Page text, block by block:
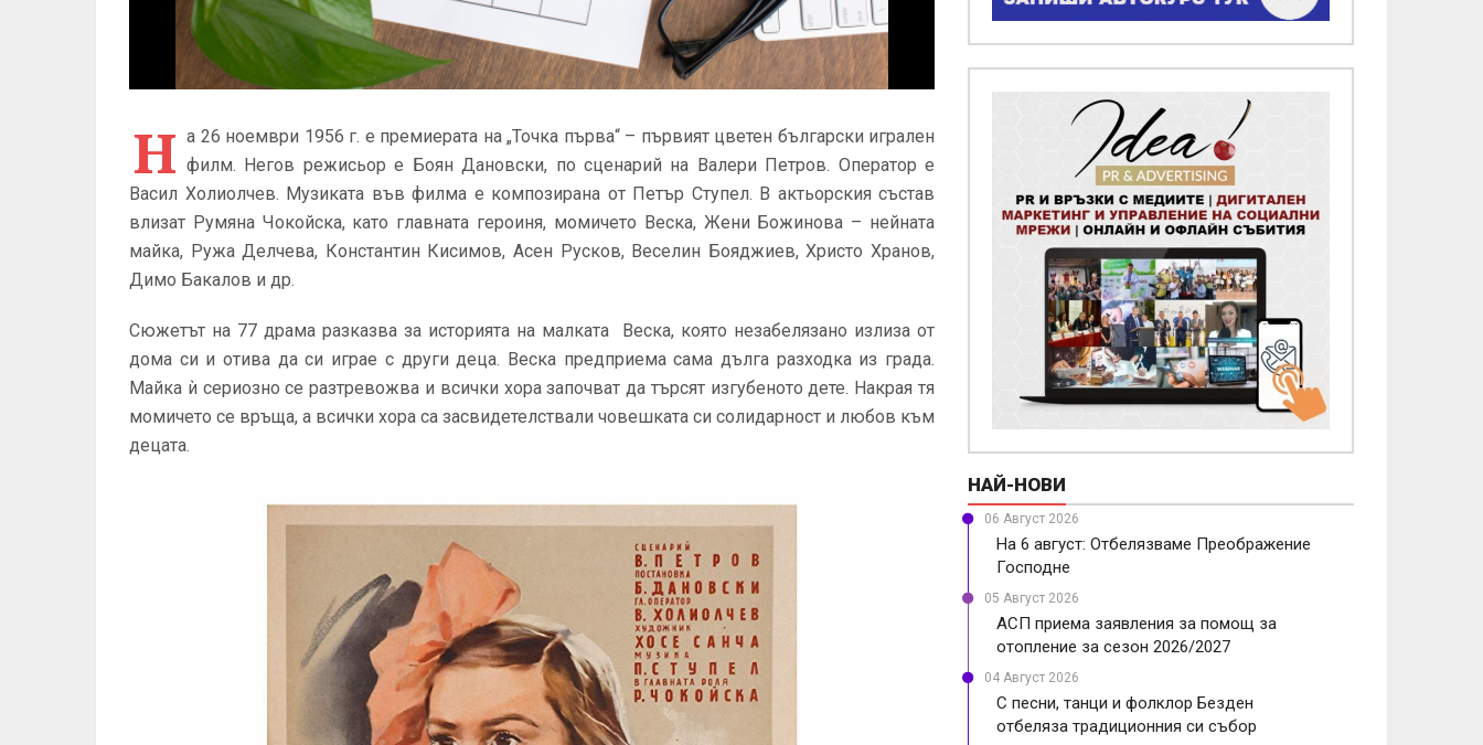
Н а 26 ноември 1956 г. е премиерата на „Точка първа“ – първият цветен български игрален
филм. Негов режисьор е Боян Дановски, по сценарий на Валери Петров. Оператор е
Васил Холиолчев. Музиката във филма е композирана от Петър Ступел. В актьорския състав
влизат Румяна Чокойска, като главната героиня, момичето Веска, Жени Божинова – нейната
майка, Ружа Делчева, Константин Кисимов, Асен Русков, Веселин Бояджиев, Христо Хранов,
Димо Бакалов и др.
Сюжетът на 77 драма разказва за историята на малката Веска, която незабелязано излиза от
дома си и отива да си играе с други деца. Веска предприема сама дълга разходка из града.
Майка ѝ сериозно се разтревожва и всички хора започват да търсят изгубеното дете. Накрая тя
момичето се връща, а всички хора са засвидетелствали човешката си солидарност и любов към
децата.
НАЙ-НОВИ
06 Август 2026
На 6 август: Отбелязваме Преображение
Господне
05 Август 2026
АСП приема заявления за помощ за
отопление за сезон 2026/2027
04 Август 2026
С песни, танци и фолклор Безден
отбеляза традиционния си събор